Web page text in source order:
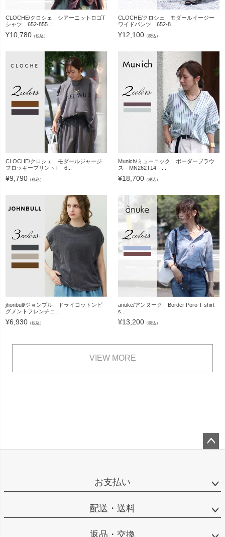
CLOCHE/クロシェ シアーニットロゴT
シャツ 652-855...
¥10,780 （税込）
CLOCHE/クロシェ モダールイージー
ワイドパンツ 652-8...
¥12,100 （税込）
CLOCHE/クロシェ モダールジャージ
フロッキープリントT 6...
¥9,790 （税込）
Munich/ミューニック ボーダーブラウ
ス MN262T14 ...
¥18,700 （税込）
jhonbull/ジョンブル ドライコットンピ
グメントフレンチニ...
¥6,930 （税込）
anuke/アンヌーク Border Poro T-shirt
s...
¥13,200 （税込）
VIEW MORE
お支払い
配送・送料
返品・交換